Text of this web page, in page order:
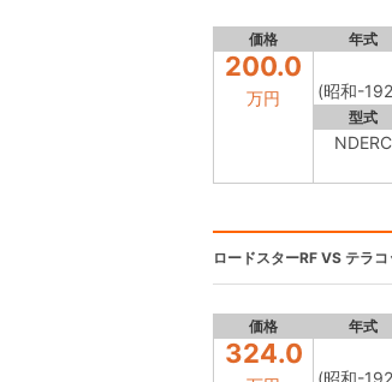
価格 年式
200.0
万円 (昭和-
型式
NDERC
ロードスターRF VS テラ
価格 年式
324.0
(昭和-